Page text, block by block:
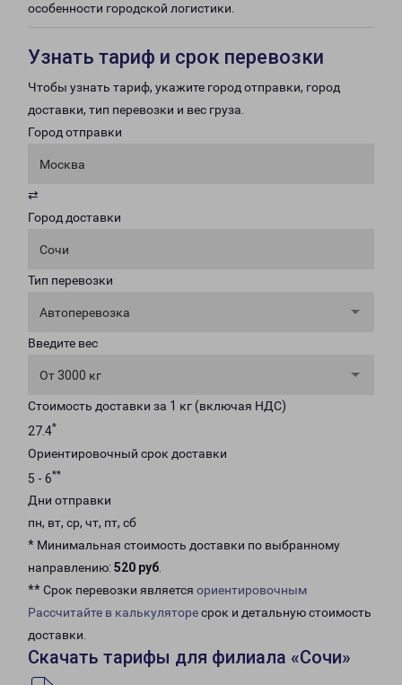
особенности городской логистики.
Узнать тариф и срок перевозки
Чтобы узнать тариф, укажите город отправки, город
доставки, тип перевозки и вес груза.
Город отправки
Москва
⇄
Город доставки
Сочи
Тип перевозки
Автоперевозка
Введите вес
От 3000 кг
Стоимость доставки за 1 кг (включая НДС)
27.4*
Ориентировочный срок доставки
5 - 6**
Дни отправки
пн, вт, ср, чт, пт, сб
* Минимальная стоимость доставки по выбранному
направлению: 520 руб.
** Срок перевозки является ориентировочным
Рассчитайте в калькуляторесрок и детальную стоимость
доставки.
Скачать тарифы для филиала «Сочи»